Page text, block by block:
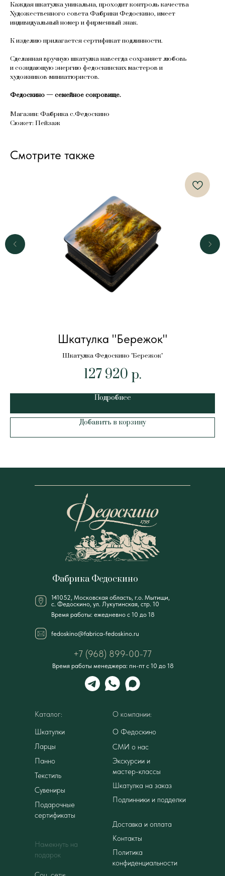
Каждая шкатулка уникальна, проходит контроль качества
Художественного совета Фабрики Федоскино, имеет
индивидуальный номер и фирменный знак.
К изделию прилагается сертификат подлинности.
Сделанная вручную шкатулка навсегда сохраняет любовь
и созидающую энергию федоскинских мастеров и
художников-миниатюристов.
Федоскино — семейное сокровище.
Магазин: Фабрика с.Федоскино
Сюжет: Пейзаж
Смотрите также
Шкатулка "Бережок"
Шкатулка Федоскино "Бережок"
127 920 р.
Подробнее
Добавить в корзину
141052, Московская область, г.о. Мытищи,
с. Федоскино, ул. Лукутинская, стр. 10
Фабрика Федоскино
+7 (968) 899-00-77
Время работы: ежедневно с 10 до 18
Время работы менеджера: пн-пт с 10 до 18
Каталог:
Шкатулки
Ларцы
Панно
Текстиль
Сувениры
Подарочные
сертификаты
Намекнуть на
подарок
О компании:
О Федоскино
Контакты
Экскурсии и
мастер-классы
Подлинники и подделки
Доставка и оплата
fedoskino@fabrica-fedoskino.ru
Шкатулка на заказ
Политика
конфиденциальности
СМИ о нас